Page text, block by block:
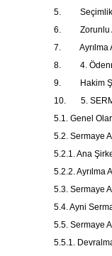
5. Seçimlik
6. Zorunlu
7. Ayrılma
8. 4.
9. Hakim
10. 5.
5.1. Genel
5.2. Sermaye
5.2.1. Ana
5.2.2. Ayrılma
5.3. Sermaye
5.4. Ayni
5.5. Sermaye
5.5.1.